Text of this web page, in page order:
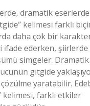
dramatik
kelimesi farklı
daha çok bir
ifade ederken,
simgeler.
gitgide
yaratabilir.
farklı etkiler